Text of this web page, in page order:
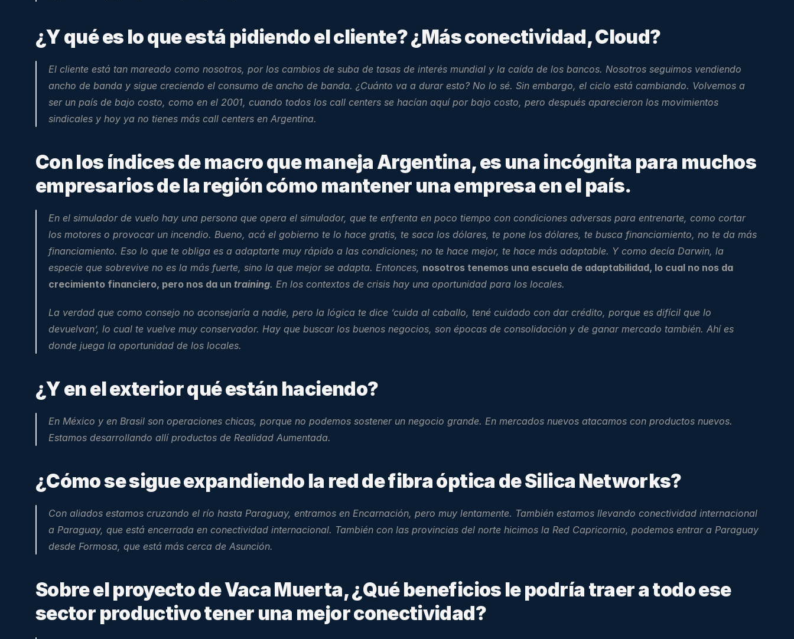
¿Y qué es lo que está pidiendo el cliente? ¿Más conectividad, Cloud?
El cliente está tan mareado como nosotros, por los cambios de suba de tasas de interés mundial y la caída de los bancos. Nosotros seguimos vendiendo
ancho de banda y sigue creciendo el consumo de ancho de banda. ¿Cuánto va a durar esto? No lo sé. Sin embargo, el ciclo está cambiando. Volvemos a
ser un país de bajo costo, como en el 2001, cuando todos los call centers se hacían aquí por bajo costo, pero después aparecieron los movimientos
sindicales y hoy ya no tienes más call centers en Argentina.
Con los índices de macro que maneja Argentina, es una incógnita para muchos
empresarios de la región cómo mantener una empresa en el país.
En el simulador de vuelo hay una persona que opera el simulador, que te enfrenta en poco tiempo con condiciones adversas para entrenarte, como cortar
los motores o provocar un incendio. Bueno, acá el gobierno te lo hace gratis, te saca los dólares, te pone los dólares, te busca financiamiento, no te da más
financiamiento. Eso lo que te obliga es a adaptarte muy rápido a las condiciones; no te hace mejor, te hace más adaptable. Y como decía Darwin, la
especie que sobrevive no es la más fuerte, sino la que mejor se adapta. Entonces, nosotros tenemos una escuela de adaptabilidad, lo cual no nos da
crecimiento financiero, pero nos da un training. En los contextos de crisis hay una oportunidad para los locales.
La verdad que como consejo no aconsejaría a nadie, pero la lógica te dice ‘cuida al caballo, tené cuidado con dar crédito, porque es difícil que lo
devuelvan’, lo cual te vuelve muy conservador. Hay que buscar los buenos negocios, son épocas de consolidación y de ganar mercado también. Ahí es
donde juega la oportunidad de los locales.
¿Y en el exterior qué están haciendo?
En México y en Brasil son operaciones chicas, porque no podemos sostener un negocio grande. En mercados nuevos atacamos con productos nuevos.
Estamos desarrollando allí productos de Realidad Aumentada.
¿Cómo se sigue expandiendo la red de fibra óptica de Silica Networks?
Con aliados estamos cruzando el río hasta Paraguay, entramos en Encarnación, pero muy lentamente. También estamos llevando conectividad internacional
a Paraguay, que está encerrada en conectividad internacional. También con las provincias del norte hicimos la Red Capricornio, podemos entrar a Paraguay
desde Formosa, que está más cerca de Asunción.
Sobre el proyecto de Vaca Muerta, ¿Qué beneficios le podría traer a todo ese
sector productivo tener una mejor conectividad?